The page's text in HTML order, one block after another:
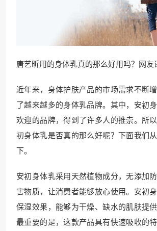
唐艺昕用的身体乳真的那么好用吗？网友
近年来，身体护肤产品的市场需求不断
了越来越多的身体乳品牌。其中，安初
欢迎的品牌，得到了许多人的推崇。所
初身体乳是否真的那么好呢？下面我们
下。
安初身体乳采用天然植物成分，无添加
害物质，让消费者能够放心使用。安初
保湿效果，能够为干燥、缺水的肌肤提供
最重要的是，这款产品具有快速吸收的